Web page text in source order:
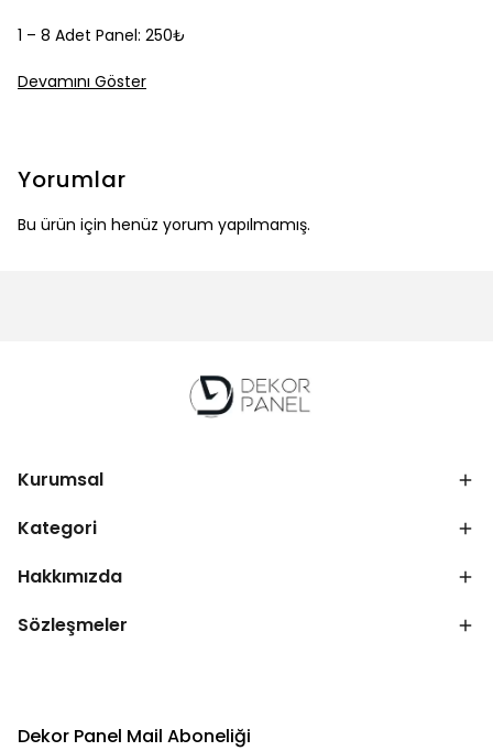
1 – 8 Adet Panel: 250₺
Devamını Göster
Yorumlar
Bu ürün için henüz yorum yapılmamış.
Kurumsal
Kategori
Hakkımızda
Sözleşmeler
Dekor Panel Mail Aboneliği